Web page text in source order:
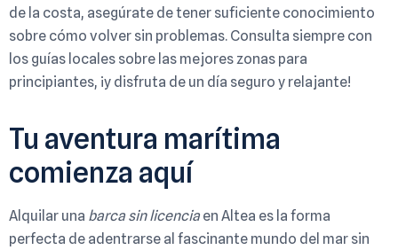
de la costa, asegúrate de tener suficiente conocimiento
sobre cómo volver sin problemas. Consulta siempre con
los guías locales sobre las mejores zonas para
principiantes, ¡y disfruta de un día seguro y relajante!
Tu aventura marítima
comienza aquí
Alquilar una barca sin licencia en Altea es la forma
perfecta de adentrarse al fascinante mundo del mar sin